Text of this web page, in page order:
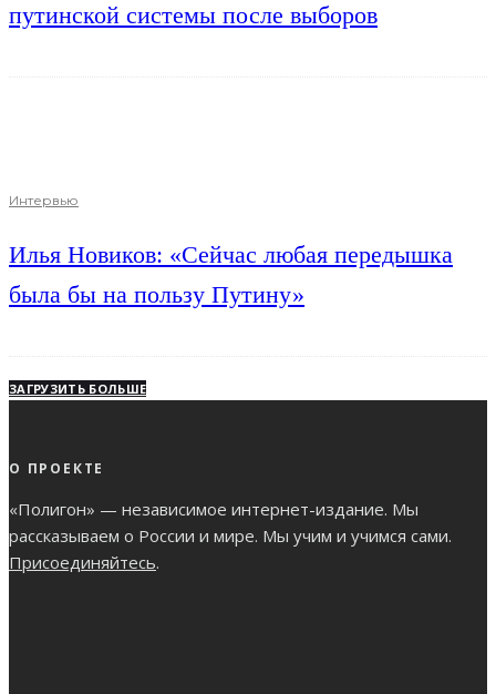
путинской системы после выборов
Интервью
Илья Новиков: «Сейчас любая передышка
была бы на пользу Путину»
ЗАГРУЗИТЬ БОЛЬШЕ
О ПРОЕКТЕ
«Полигон» — независимое интернет-издание. Мы
рассказываем о России и мире. Мы учим и учимся сами.
Присоединяйтесь.